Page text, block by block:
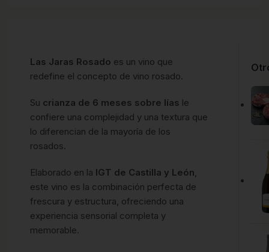
Las Jaras Rosado es un vino que
redefine el concepto de vino rosado.
Su crianza de 6 meses sobre lías le
confiere una complejidad y una textura que
lo diferencian de la mayoría de los
rosados.
Elaborado en la IGT de Castilla y León,
este vino es la combinación perfecta de
frescura y estructura, ofreciendo una
experiencia sensorial completa y
memorable.